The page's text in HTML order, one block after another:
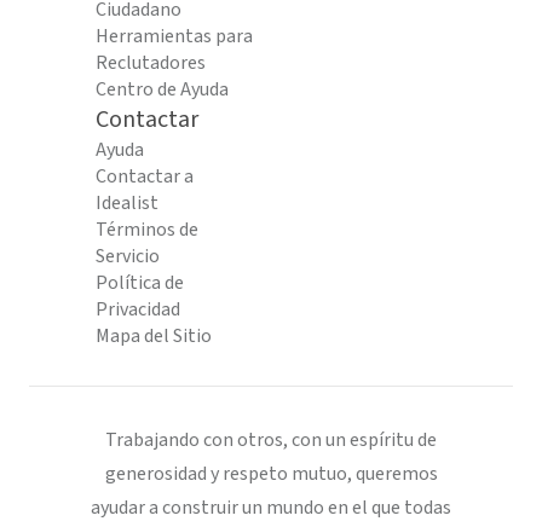
Ciudadano
Herramientas para
Reclutadores
Centro de Ayuda
Contactar
Ayuda
Contactar a
Idealist
Términos de
Servicio
Política de
Privacidad
Mapa del Sitio
Trabajando con otros, con un espíritu de
generosidad y respeto mutuo, queremos
ayudar a construir un mundo en el que todas